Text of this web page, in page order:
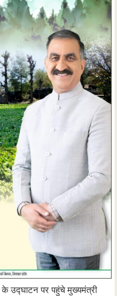
के उद्घाटन पर पहुंचे मुख्यमंत्री